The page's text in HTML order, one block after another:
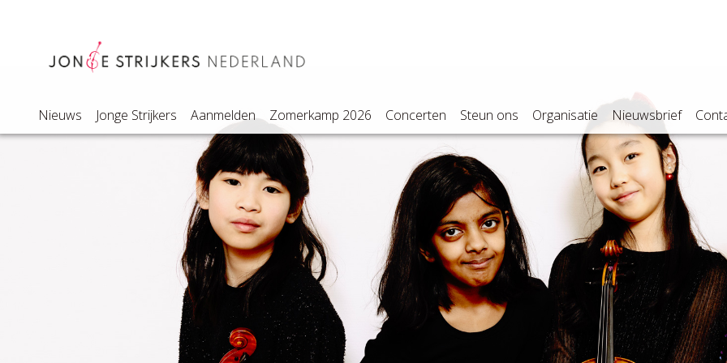
Nieuws Jonge Strijkers Aanmelden Zomerkamp 2026 Concerten Steun ons Organisatie Nieuwsbrief